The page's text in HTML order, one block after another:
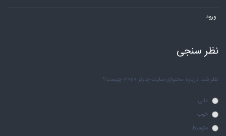
ورود
نظر سنجی
نظر شما درباره محتوای سایت چارتر 2020 چیست؟
عالی
خوب
متوسط